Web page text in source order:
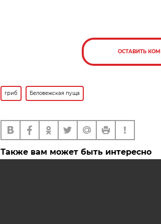
ОСТАВИТЬ
гриб Беловежская пуща
Также вам может быть интересно